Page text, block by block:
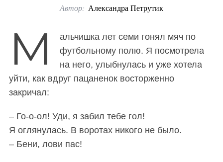
:
Автор: Александра Петрутик
М
альчишка лет семи гонял мяч по
футбольному полю. Я посмотрела
на него, улыбнулась и уже хотела
уйти, как вдруг пацаненок восторженно
закричал:
– Го-о-ол! Уди, я забил тебе гол!
Я оглянулась. В воротах никого не было.
– Бени, лови пас!